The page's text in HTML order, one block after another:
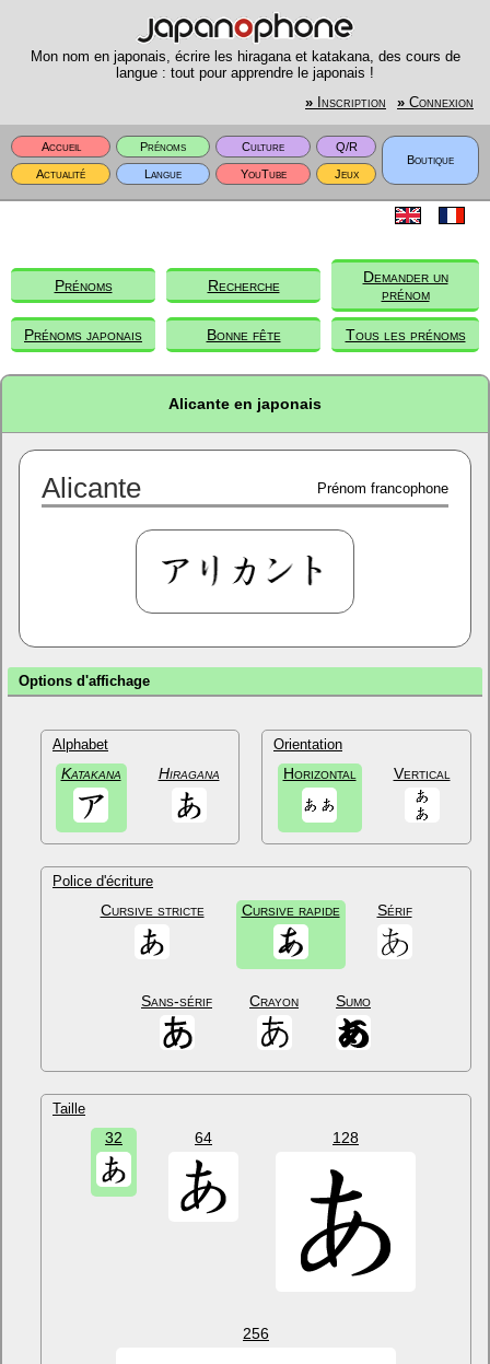
Mon nom en japonais, écrire les hiragana et katakana, des cours de
langue : tout pour apprendre le japonais !
» Inscription » Connexion
Accueil Prénoms Culture
Q/R
Boutique
Actualité
Langue YouTube Jeux
Prénoms Recherche
Demander un
prénom
Prénoms japonais Bonne fête Tous les prénoms
Alicante en japonais
Alicante Prénom francophone
Options d'affichage
Alphabet
Katakana Hiragana
Orientation
Horizontal Vertical
Police d'écriture
Cursive stricte Cursive rapide Sérif
Sans-sérif Crayon Sumo
Taille
32 64 128
256